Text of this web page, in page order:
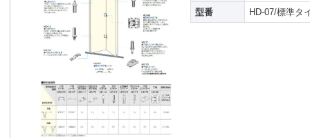
型番
HD-07/標準タ